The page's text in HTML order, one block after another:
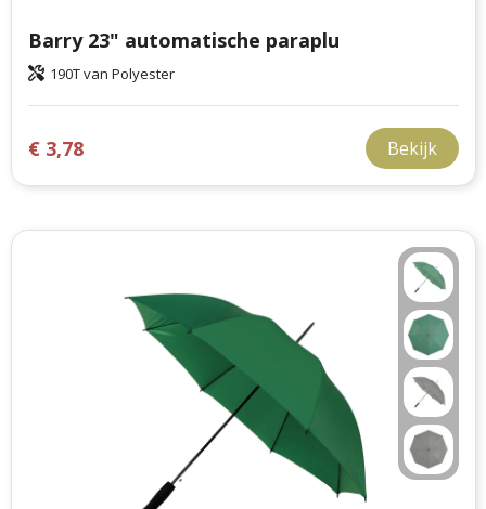
Barry 23" automatische paraplu
190T van Polyester
€ 3,78 Bekijk